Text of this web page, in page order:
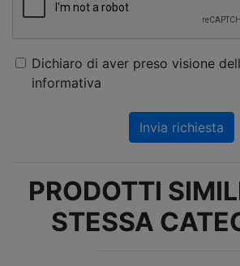
Dichiaro di aver preso visione
informativa
Invia richiesta
PRODOTTI
STESSA